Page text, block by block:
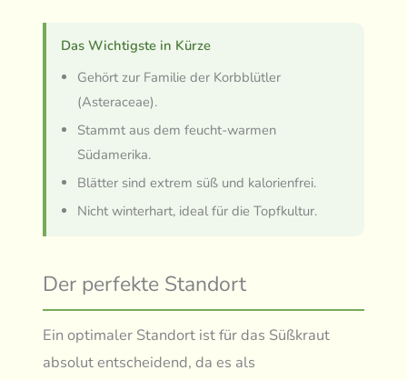
Das Wichtigste in Kürze
Gehört zur Familie der Korbblütler
(Asteraceae).
Stammt aus dem feucht-warmen
Südamerika.
Blätter sind extrem süß und kalorienfrei.
Nicht winterhart, ideal für die Topfkultur.
Der perfekte Standort
Ein optimaler Standort ist für das Süßkraut
absolut entscheidend, da es als